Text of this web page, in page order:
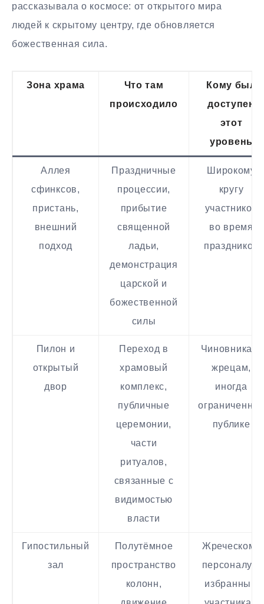
рассказывала о космосе: от открытого мира
людей к скрытому центру, где обновляется
божественная сила.
Зона храма
Что там
происходило
Кому был
доступен
этот
уровень
Аллея
сфинксов,
пристань,
внешний
подход
Праздничные
процессии,
прибытие
священной
ладьи,
демонстрация
царской и
божественной
силы
Широкому
кругу
участников
во время
праздников
Пилон и
открытый
двор
Переход в
храмовый
комплекс,
публичные
церемонии,
части
ритуалов,
связанные с
видимостью
власти
Чиновникам,
жрецам,
иногда
ограниченной
публике
Гипостильный
зал
Полутёмное
пространство
колонн,
Жреческому
персоналу и
избранным